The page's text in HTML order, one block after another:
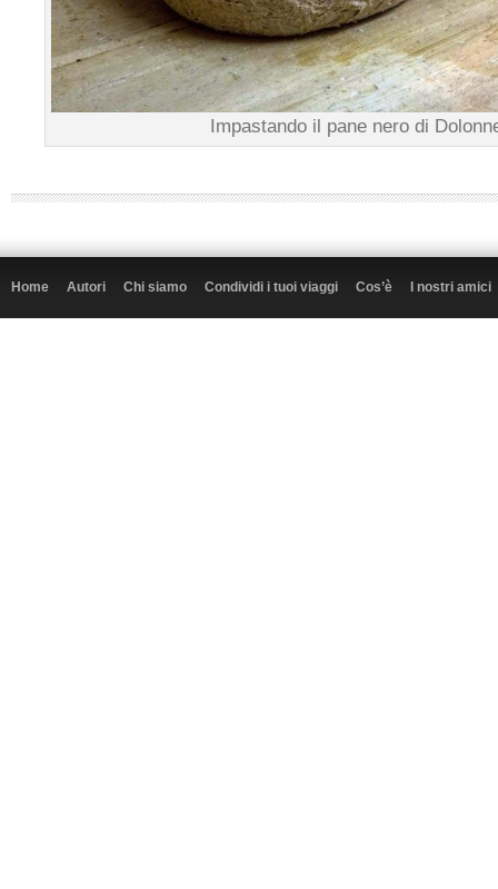
Impastando il pane nero di
Home Autori Chi siamo Condividi i tuoi viaggi Cos’è I nostri amici